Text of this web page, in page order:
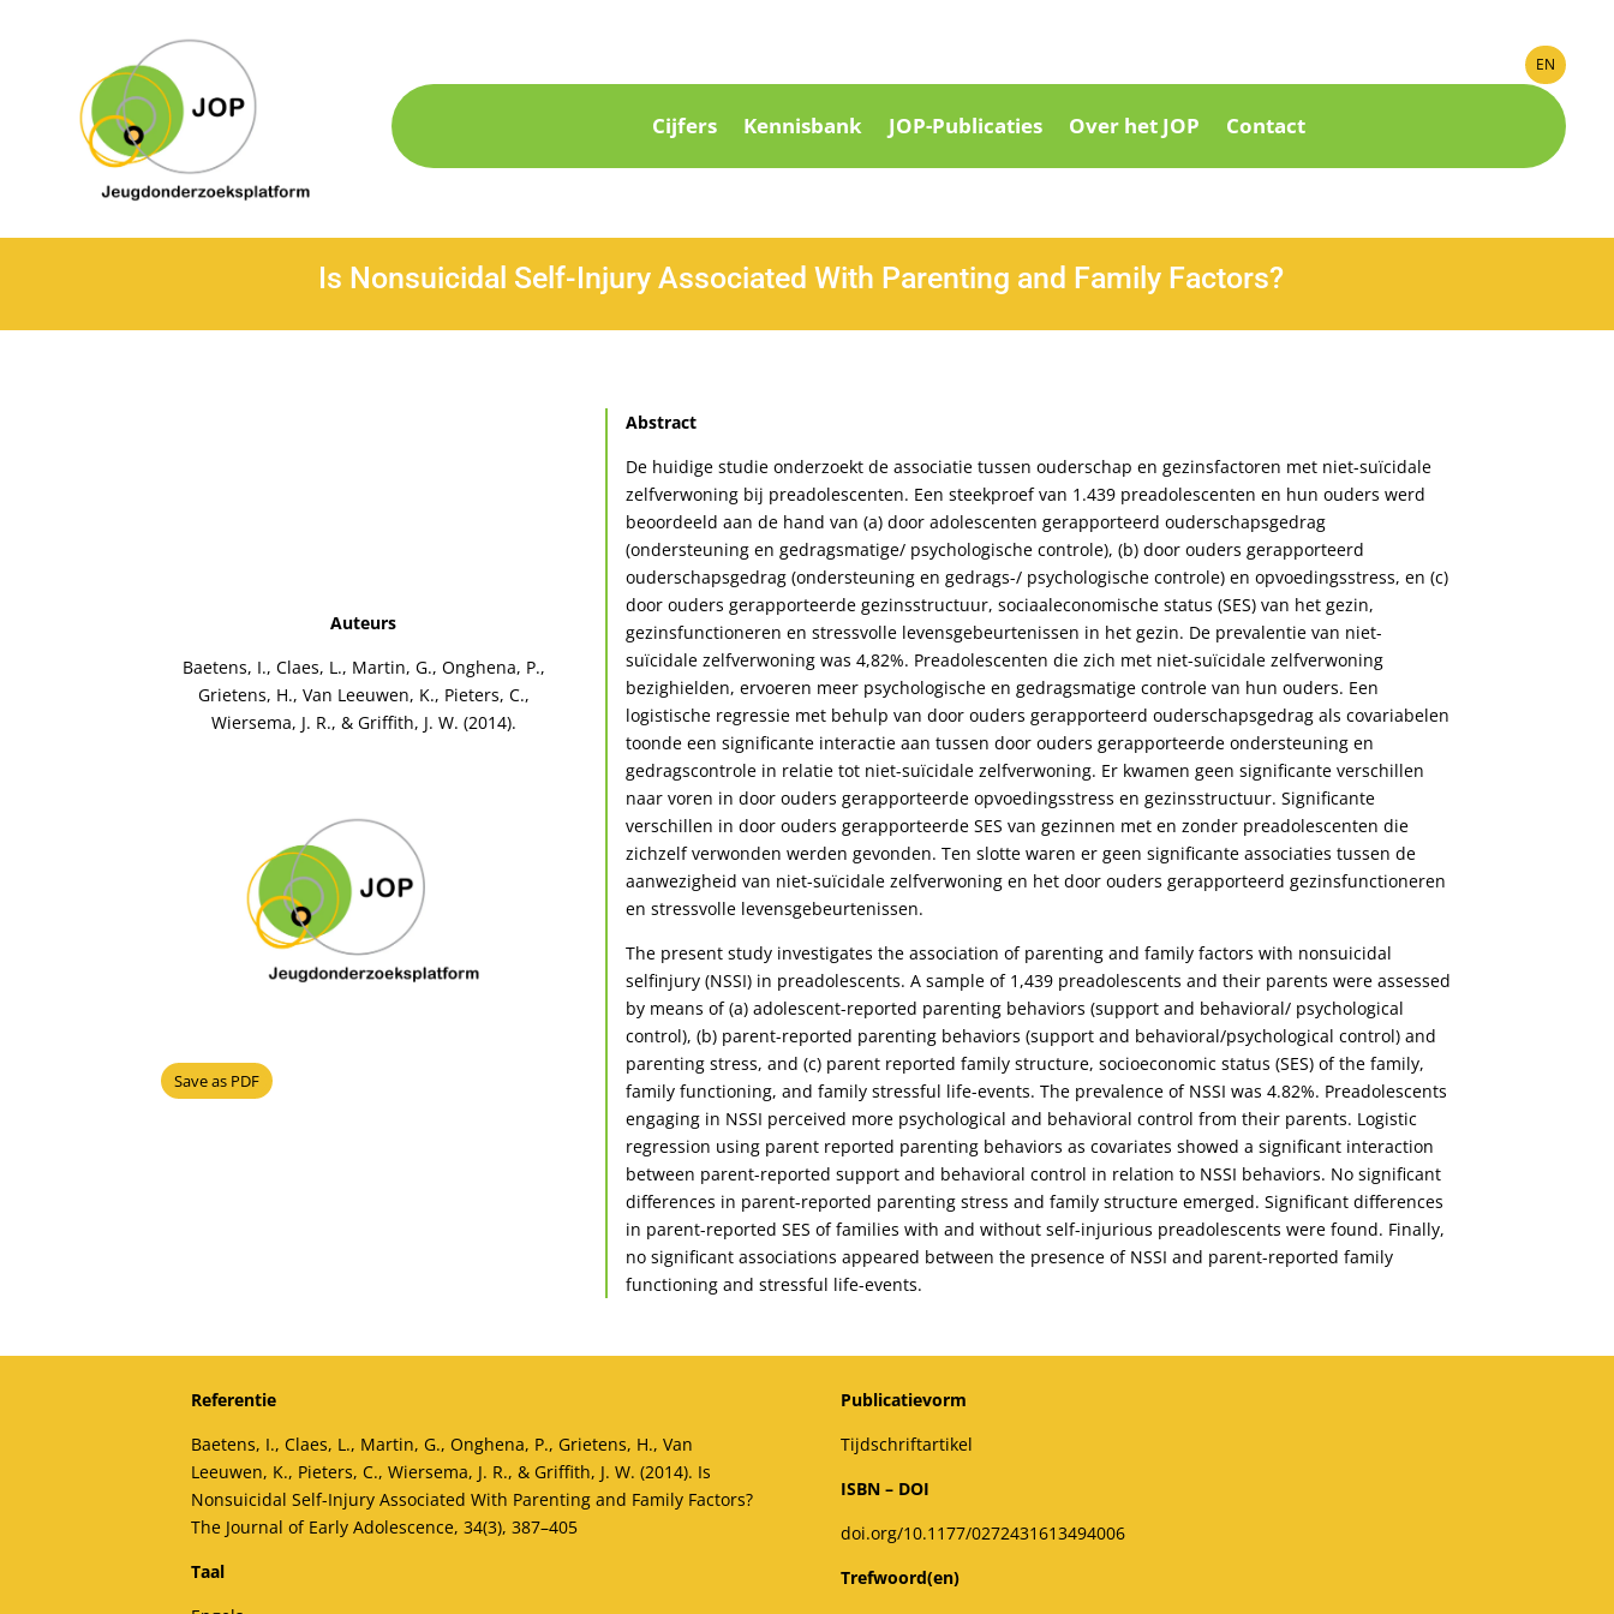
EN
Cijfers Kennisbank JOP-Publicaties Over het JOP Contact
Is Nonsuicidal Self-Injury Associated With Parenting and Family Factors?
Auteurs
Baetens, I., Claes, L., Martin, G., Onghena, P.,
Grietens, H., Van Leeuwen, K., Pieters, C.,
Wiersema, J. R., & Griffith, J. W. (2014).
Save as PDF
Abstract
De huidige studie onderzoekt de associatie tussen ouderschap en gezinsfactoren met niet-suïcidale
zelfverwoning bij preadolescenten. Een steekproef van 1.439 preadolescenten en hun ouders werd
beoordeeld aan de hand van (a) door adolescenten gerapporteerd ouderschapsgedrag
(ondersteuning en gedragsmatige/ psychologische controle), (b) door ouders gerapporteerd
ouderschapsgedrag (ondersteuning en gedrags-/ psychologische controle) en opvoedingsstress, en (c)
door ouders gerapporteerde gezinsstructuur, sociaaleconomische status (SES) van het gezin,
gezinsfunctioneren en stressvolle levensgebeurtenissen in het gezin. De prevalentie van niet-
suïcidale zelfverwoning was 4,82%. Preadolescenten die zich met niet-suïcidale zelfverwoning
bezighielden, ervoeren meer psychologische en gedragsmatige controle van hun ouders. Een
logistische regressie met behulp van door ouders gerapporteerd ouderschapsgedrag als covariabelen
toonde een significante interactie aan tussen door ouders gerapporteerde ondersteuning en
gedragscontrole in relatie tot niet-suïcidale zelfverwoning. Er kwamen geen significante verschillen
naar voren in door ouders gerapporteerde opvoedingsstress en gezinsstructuur. Significante
verschillen in door ouders gerapporteerde SES van gezinnen met en zonder preadolescenten die
zichzelf verwonden werden gevonden. Ten slotte waren er geen significante associaties tussen de
aanwezigheid van niet-suïcidale zelfverwoning en het door ouders gerapporteerd gezinsfunctioneren
en stressvolle levensgebeurtenissen.
The present study investigates the association of parenting and family factors with nonsuicidal
selfinjury (NSSI) in preadolescents. A sample of 1,439 preadolescents and their parents were assessed
by means of (a) adolescent-reported parenting behaviors (support and behavioral/ psychological
control), (b) parent-reported parenting behaviors (support and behavioral/psychological control) and
parenting stress, and (c) parent reported family structure, socioeconomic status (SES) of the family,
family functioning, and family stressful life-events. The prevalence of NSSI was 4.82%. Preadolescents
engaging in NSSI perceived more psychological and behavioral control from their parents. Logistic
regression using parent reported parenting behaviors as covariates showed a significant interaction
between parent-reported support and behavioral control in relation to NSSI behaviors. No significant
differences in parent-reported parenting stress and family structure emerged. Significant differences
in parent-reported SES of families with and without self-injurious preadolescents were found. Finally,
no significant associations appeared between the presence of NSSI and parent-reported family
functioning and stressful life-events.
Referentie
Baetens, I., Claes, L., Martin, G., Onghena, P., Grietens, H., Van
Leeuwen, K., Pieters, C., Wiersema, J. R., & Griffith, J. W. (2014). Is
Nonsuicidal Self-Injury Associated With Parenting and Family Factors?
The Journal of Early Adolescence, 34(3), 387–405
Taal
Publicatievorm
Tijdschriftartikel
ISBN – DOI
doi.org/10.1177/0272431613494006
Trefwoord(en)